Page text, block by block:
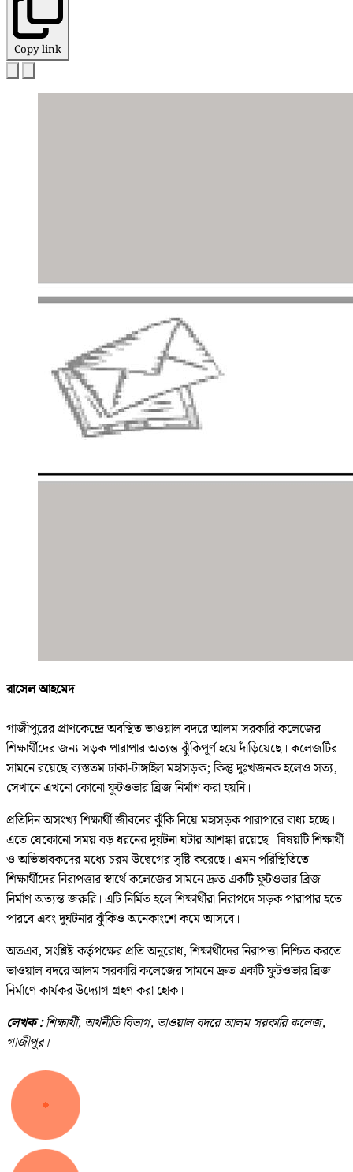
Copy link
রাসেল আহমেদ
গাজীপুরের প্রাণকেন্দ্রে অবস্থিত ভাওয়াল বদরে আলম সরকারি কলেজের
শিক্ষার্থীদের জন্য সড়ক পারাপার অত্যন্ত ঝুঁকিপূর্ণ হয়ে দাঁড়িয়েছে। কলেজটির
সামনে রয়েছে ব্যস্ততম ঢাকা-টাঙ্গাইল মহাসড়ক; কিন্তু দুঃখজনক হলেও সত্য,
সেখানে এখনো কোনো ফুটওভার ব্রিজ নির্মাণ করা হয়নি।
প্রতিদিন অসংখ্য শিক্ষার্থী জীবনের ঝুঁকি নিয়ে মহাসড়ক পারাপারে বাধ্য হচ্ছে।
এতে যেকোনো সময় বড় ধরনের দুর্ঘটনা ঘটার আশঙ্কা রয়েছে। বিষয়টি শিক্ষার্থী
ও অভিভাবকদের মধ্যে চরম উদ্বেগের সৃষ্টি করেছে। এমন পরিস্থিতিতে
শিক্ষার্থীদের নিরাপত্তার স্বার্থে কলেজের সামনে দ্রুত একটি ফুটওভার ব্রিজ
নির্মাণ অত্যন্ত জরুরি। এটি নির্মিত হলে শিক্ষার্থীরা নিরাপদে সড়ক পারাপার হতে
পারবে এবং দুর্ঘটনার ঝুঁকিও অনেকাংশে কমে আসবে।
অতএব, সংশ্লিষ্ট কর্তৃপক্ষের প্রতি অনুরোধ, শিক্ষার্থীদের নিরাপত্তা নিশ্চিত করতে
ভাওয়াল বদরে আলম সরকারি কলেজের সামনে দ্রুত একটি ফুটওভার ব্রিজ
নির্মাণে কার্যকর উদ্যোগ গ্রহণ করা হোক।
লেখক :শিক্ষার্থী, অর্থনীতি বিভাগ, ভাওয়াল বদরে আলম সরকারি কলেজ,
গাজীপুর।